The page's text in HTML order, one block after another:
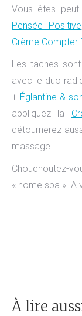
Vous êtes
Pensée Positive
Crème Compter
Les taches
avec le duo
+ Églantine &
appliquez la
détournerez
massage.
Chouchoutez-
« home spa ». A
À lire